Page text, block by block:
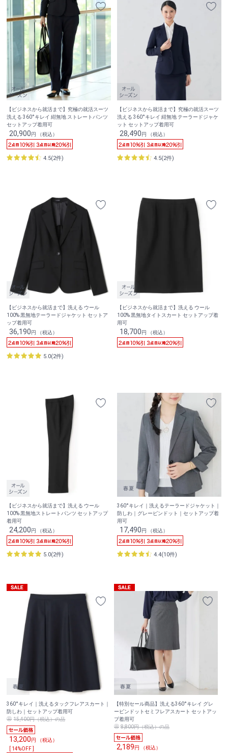
【ビジネスから就活まで】究極の就活スーツ
洗える 360°キレイ 紺無地 ストレートパンツ
セットアップ着用可
20,900円 （税込）
4.5(2件)
【ビジネスから就活まで】究極の就活スーツ
洗える 360°キレイ 紺無地 テーラードジャケ
ット セットアップ着用可
28,490円 （税込）
4.5(2件)
【ビジネスから就活まで】洗える ウール
100% 黒無地テーラードジャケット セットア
ップ着用可
36,190円 （税込）
5.0(2件)
【ビジネスから就活まで】洗える ウール
100% 黒無地タイトスカート セットアップ着
用可
18,700円 （税込）
【ビジネスから就活まで】洗える ウール
100% 黒無地ストレートパンツ セットアップ
着用可
24,200円 （税込）
5.0(2件)
360°キレイ｜洗えるテーラードジャケット｜
防しわ｜グレーピンドット｜セットアップ着
用可
17,490円 （税込）
4.4(10件)
360°キレイ｜洗えるタックフレアスカート｜
防しわ｜セットアップ着用可
15,400円（税込）の品
13,200円 （税込）
[ 14%OFF ]
【特別セール商品】洗える360°キレイ グレ
ーピンドットセミフレアスカート セットアッ
プ着用可
8,800円（税込）の品
2,189円 （税込）